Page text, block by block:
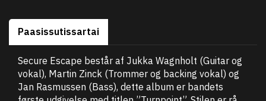
Paasissutissartai
Secure Escape består af Jukka Wagnholt (Guitar og
vokal), Martin Zinck (Trommer og backing vokal) og
Jan Rasmussen (Bass), dette album er bandets